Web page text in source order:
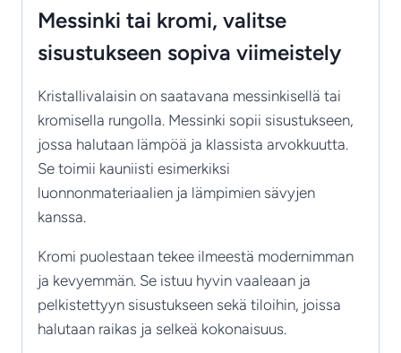
Messinki tai kromi, valitse
sisustukseen sopiva viimeistely
Kristallivalaisin on saatavana messinkisellä tai
kromisella rungolla. Messinki sopii sisustukseen,
jossa halutaan lämpöä ja klassista arvokkuutta.
Se toimii kauniisti esimerkiksi
luonnonmateriaalien ja lämpimien sävyjen
kanssa.
Kromi puolestaan tekee ilmeestä modernimman
ja kevyemmän. Se istuu hyvin vaaleaan ja
pelkistettyyn sisustukseen sekä tiloihin, joissa
halutaan raikas ja selkeä kokonaisuus.